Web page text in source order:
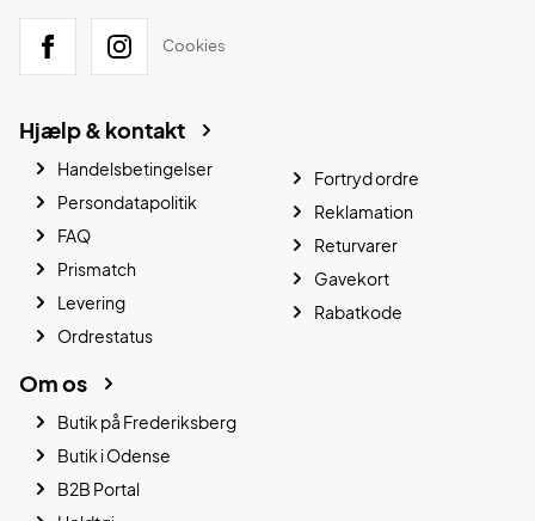
Cookies
Hjælp & kontakt
Handelsbetingelser
Persondatapolitik
FAQ
Prismatch
Levering
Ordrestatus
Fortryd ordre
Reklamation
Returvarer
Gavekort
Rabatkode
Om os
Butik på Frederiksberg
Butik i Odense
B2B Portal